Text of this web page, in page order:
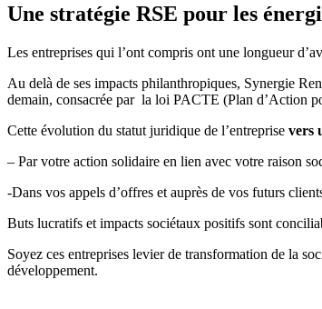
Une stratégie RSE pour les
Les entreprises qui l’ont compris ont une longueur
Au delà de ses impacts philanthropiques, Synergie
demain, consacrée par la loi PACTE (Plan d’Action
Cette évolution du statut juridique de l’entreprise vers
– Par votre action solidaire en lien avec votre raison
-Dans vos appels d’offres et auprès de vos futurs
Buts lucratifs et impacts sociétaux positifs sont
Soyez ces entreprises levier de transformation de la
développement.